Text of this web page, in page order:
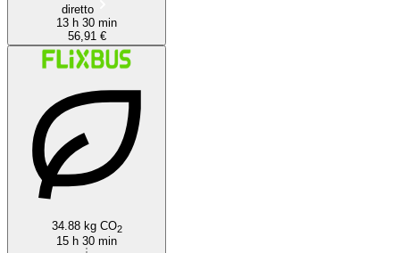
diretto
13 h 30 min
56,91 €
34.88 kg CO2
15 h 30 min